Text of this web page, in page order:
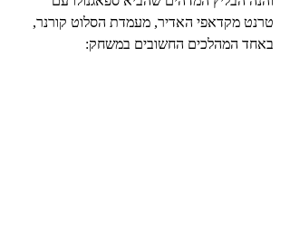
טרנט מקדאפי האדיר, מעמדת הסלוט קורנר,
באחד המהלכים החשובים במשחק: